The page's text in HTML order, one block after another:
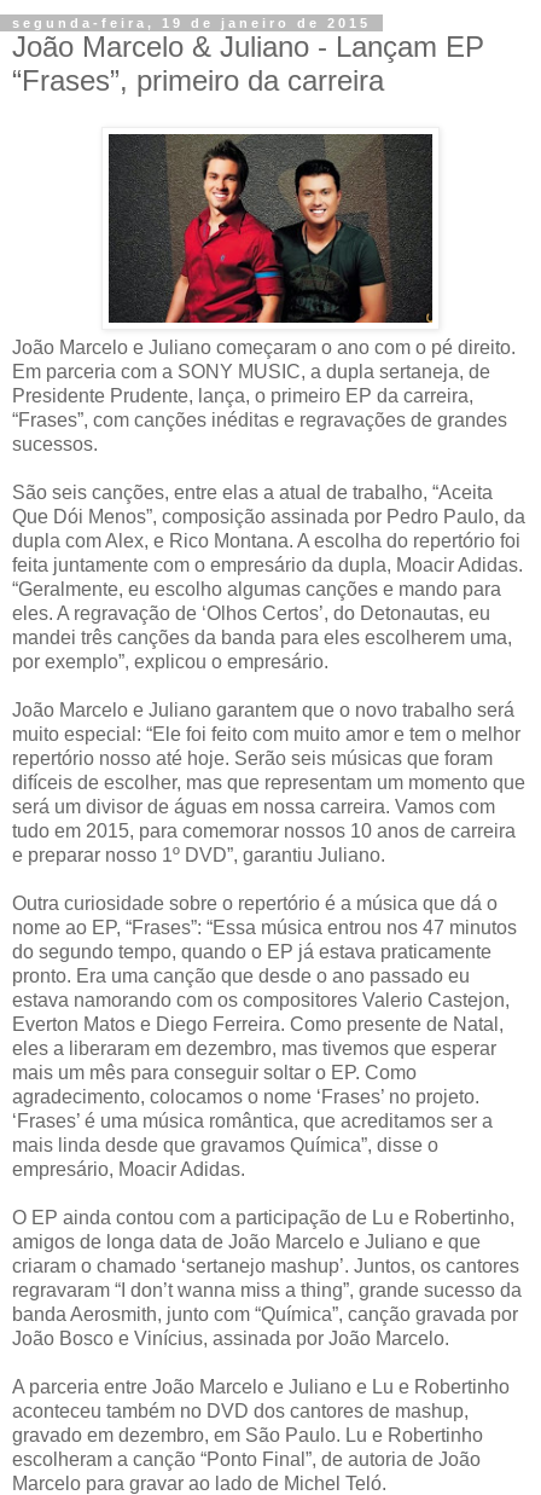
segunda-feira, 19 de janeiro de 2015
João Marcelo & Juliano - Lançam EP
“Frases”, primeiro da carreira
João Marcelo e Juliano começaram o ano com o pé direito.
Em parceria com a SONY MUSIC, a dupla sertaneja, de
Presidente Prudente, lança, o primeiro EP da carreira,
“Frases”, com canções inéditas e regravações de grandes
sucessos.
São seis canções, entre elas a atual de trabalho, “Aceita
Que Dói Menos”, composição assinada por Pedro Paulo, da
dupla com Alex, e Rico Montana. A escolha do repertório foi
feita juntamente com o empresário da dupla, Moacir Adidas.
“Geralmente, eu escolho algumas canções e mando para
eles. A regravação de ‘Olhos Certos’, do Detonautas, eu
mandei três canções da banda para eles escolherem uma,
por exemplo”, explicou o empresário.
João Marcelo e Juliano garantem que o novo trabalho será
muito especial: “Ele foi feito com muito amor e tem o melhor
repertório nosso até hoje. Serão seis músicas que foram
difíceis de escolher, mas que representam um momento que
será um divisor de águas em nossa carreira. Vamos com
tudo em 2015, para comemorar nossos 10 anos de carreira
e preparar nosso 1º DVD”, garantiu Juliano.
Outra curiosidade sobre o repertório é a música que dá o
nome ao EP, “Frases”: “Essa música entrou nos 47 minutos
do segundo tempo, quando o EP já estava praticamente
pronto. Era uma canção que desde o ano passado eu
estava namorando com os compositores Valerio Castejon,
Everton Matos e Diego Ferreira. Como presente de Natal,
eles a liberaram em dezembro, mas tivemos que esperar
mais um mês para conseguir soltar o EP. Como
agradecimento, colocamos o nome ‘Frases’ no projeto.
‘Frases’ é uma música romântica, que acreditamos ser a
mais linda desde que gravamos Química”, disse o
empresário, Moacir Adidas.
O EP ainda contou com a participação de Lu e Robertinho,
amigos de longa data de João Marcelo e Juliano e que
criaram o chamado ‘sertanejo mashup’. Juntos, os cantores
regravaram “I don’t wanna miss a thing”, grande sucesso da
banda Aerosmith, junto com “Química”, canção gravada por
João Bosco e Vinícius, assinada por João Marcelo.
A parceria entre João Marcelo e Juliano e Lu e Robertinho
aconteceu também no DVD dos cantores de mashup,
gravado em dezembro, em São Paulo. Lu e Robertinho
escolheram a canção “Ponto Final”, de autoria de João
Marcelo para gravar ao lado de Michel Teló.